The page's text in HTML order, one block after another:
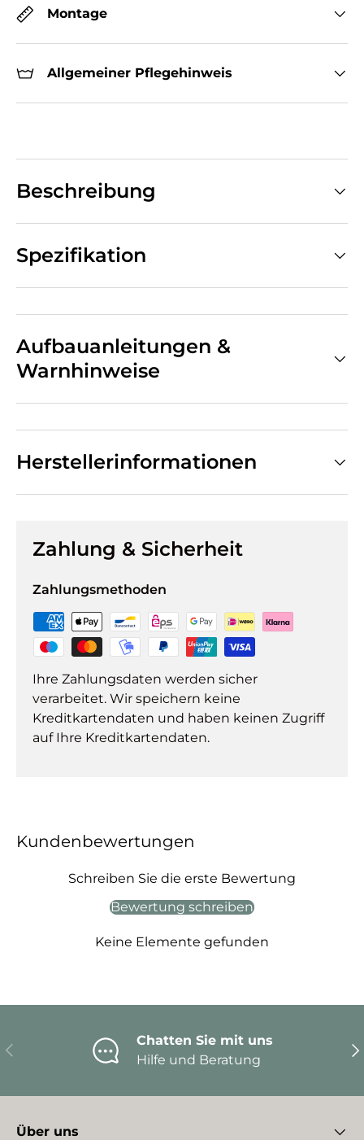
Montage
Allgemeiner Pflegehinweis
Beschreibung
Spezifikation
Aufbauanleitungen &
Warnhinweise
Herstellerinformationen
Zahlung & Sicherheit
Zahlungsmethoden
Ihre Zahlungsdaten werden sicher
verarbeitet. Wir speichern keine
Kreditkartendaten und haben keinen Zugriff
auf Ihre Kreditkartendaten.
Kundenbewertungen
Schreiben Sie die erste Bewertung
Bewertung schreiben
Keine Elemente gefunden
Vorherige
Chatten Sie mit uns
Hilfe und Beratung
Über uns